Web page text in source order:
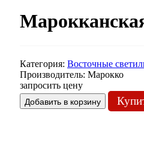
Категория: Восточные
Производитель: Марокко
запросить цену